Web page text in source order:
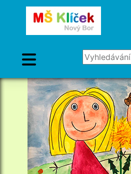
Vyhledávání...